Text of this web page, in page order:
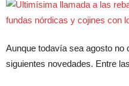
Aunque todavía sea agosto no
siguientes novedades. Entre